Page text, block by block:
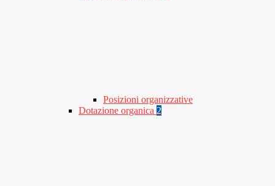
Posizioni organizzative
Dotazione organica 2